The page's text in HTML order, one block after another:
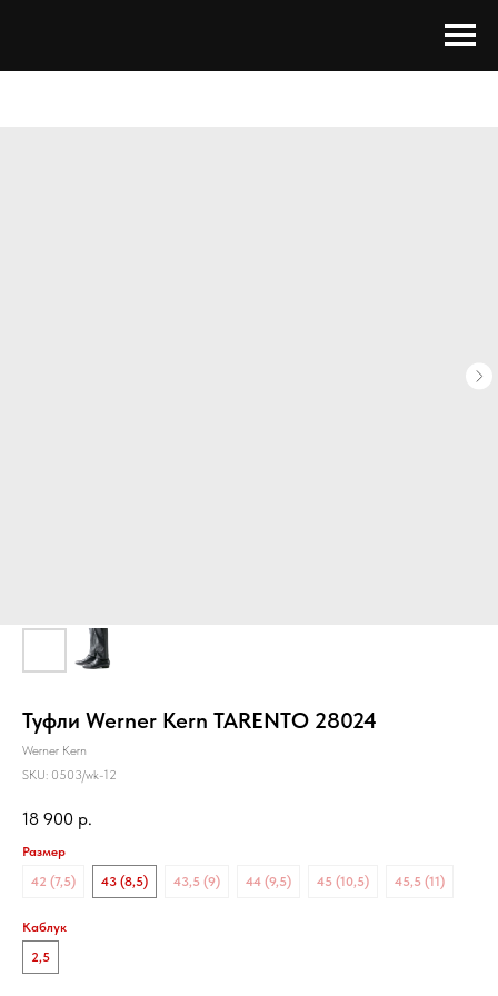
Туфли Werner Kern TARENTO 28024
Werner Kern
SKU: 0503/wk-12
18 900 р.
Размер
42 (7,5)
43 (8,5) 43,5 (9) 44 (9,5) 45 (10,5) 45,5 (11)
Каблук
2,5